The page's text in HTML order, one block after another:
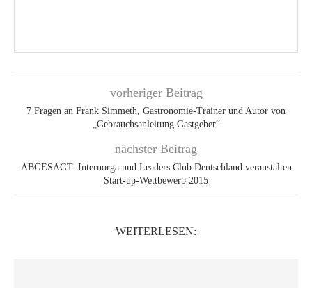
vorheriger Beitrag
7 Fragen an Frank Simmeth, Gastronomie-Trainer und Autor von
„Gebrauchsanleitung Gastgeber“
nächster Beitrag
ABGESAGT: Internorga und Leaders Club Deutschland veranstalten
Start-up-Wettbewerb 2015
WEITERLESEN: